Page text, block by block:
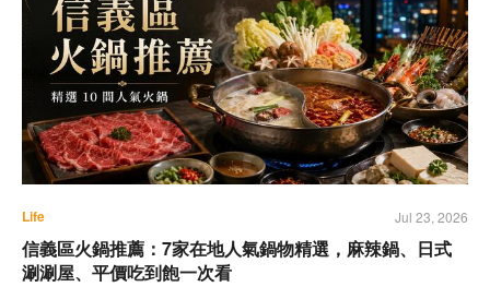
Life Jul 23, 2026
信義區火鍋推薦：7家在地人氣鍋物精選，麻辣鍋、日式
涮涮屋、平價吃到飽一次看